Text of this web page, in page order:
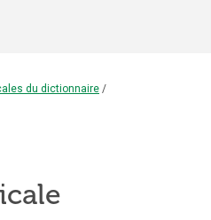
du dictionnaire /